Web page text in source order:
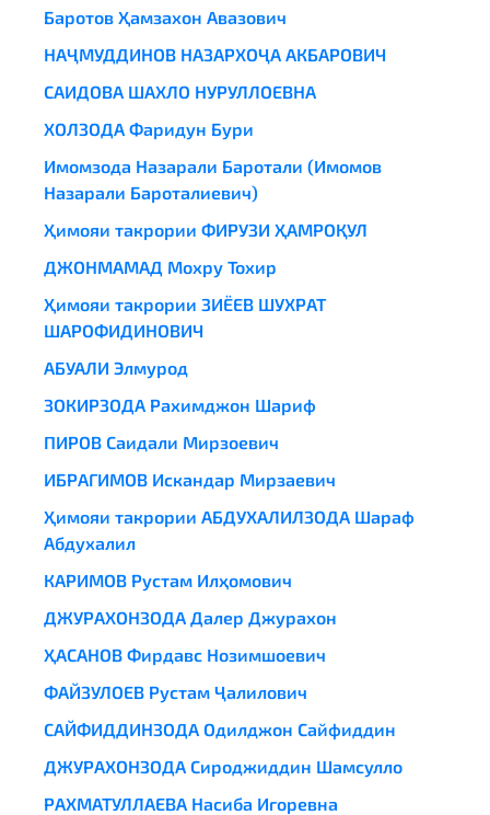
Баротов Ҳамзахон Авазович
НАҶМУДДИНОВ НАЗАРХОҶА АКБАРОВИЧ
САИДОВА ШАХЛО НУРУЛЛОЕВНА
ХОЛЗОДА Фаридун Бури
Имомзода Назарали Баротали (Имомов
Назарали Бароталиевич)
Ҳимояи такрории ФИРУЗИ ҲАМРОҚУЛ
ДЖОНМАМАД Мохру Тохир
Ҳимояи такрории ЗИЁЕВ ШУХРАТ
ШАРОФИДИНОВИЧ
АБУАЛИ Элмурод
ЗОКИРЗОДА Рахимджон Шариф
ПИРОВ Саидали Мирзоевич
ИБРАГИМОВ Искандар Мирзаевич
Ҳимояи такрории АБДУХАЛИЛЗОДА Шараф
Абдухалил
КАРИМОВ Рустам Илҳомович
ДЖУРАХОНЗОДА Далер Джурахон
ҲАСАНОВ Фирдавс Нозимшоевич
ФАЙЗУЛОЕВ Рустам Ҷалилович
САЙФИДДИНЗОДА Одилджон Сайфиддин
ДЖУРАХОНЗОДА Сироджиддин Шамсулло
РАХМАТУЛЛАЕВА Насиба Игоревна